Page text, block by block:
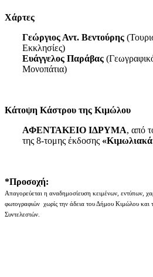
Χάρτες
Γεώργιος Αντ. Βεντούρης
Εκκλησίες)
Ευάγγελος Παράβας
Μονοπάτια)
Κάτοψη Κάστρου της Κιμώλου
ΑΦΕΝΤΑΚΕΙΟ ΙΔΡΥΜΑ, από
της 8-τομης έκδοσης
*Προσοχή:
Απαγορεύεται η αναδημοσίευση κειμένων, εντύπων,
φωτογραφιών χωρίς την άδεια του Δήμου Κιμώλου και
Συντελεστών.